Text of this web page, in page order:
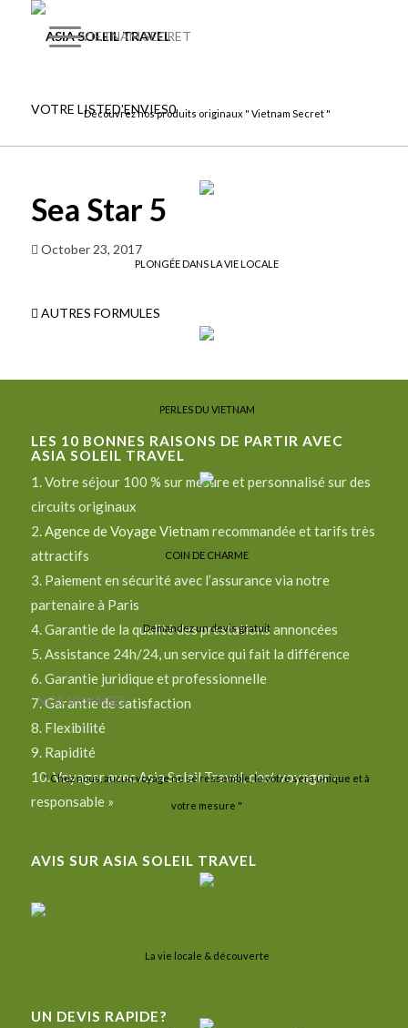
VIETNAM SECRET
Découvrez nos produits originaux " Vietnam Secret "
PLONGÉE DANS LA VIE LOCALE
PERLES DU VIETNAM
COIN DE CHARME
Demandez un devis gratuit
NOS VOYAGES
" Chez nous, aucun voyage ne se ressemble, le vôtre sera unique et à
votre mesure "
La vie locale & découverte
VOTRE LISTED'ENVIES0
Sea Star 5
October 23, 2017
AUTRES FORMULES
LES 10 BONNES RAISONS DE PARTIR AVEC
ASIA SOLEIL TRAVEL
1. Votre séjour 100 % sur mesure et personnalisé sur des
circuits originaux
2.Agence de Voyage Vietnam recommandée et tarifs très
attractifs
3. Paiement en sécurité avec l’assurance via notre
partenaire à Paris
4. Garantie de la qualité des prestations annoncées
5. Assistance 24h/24, un service qui fait la différence
6. Garantie juridique et professionnelle
7. Garantie de satisfaction
8. Flexibilité
9. Rapidité
10. Voyager avec Asia Soleil Travel, c’est voyager «
responsable »
AVIS SUR ASIA SOLEIL TRAVEL
UN DEVIS RAPIDE?